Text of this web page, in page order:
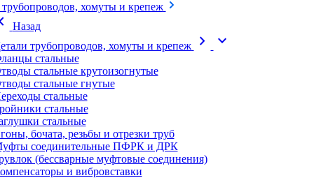
трубопроводов, хомуты и крепеж
Назад
трубопроводов, хомуты и крепеж
chevron_right expand_more
стальные
стальные крутоизогнутые
стальные гнутые
стальные
стальные
стальные
бочата, резьбы и отрезки труб
соединительные ПФРК и ДРК
(бессварные муфтовые соединения)
и вибровставки